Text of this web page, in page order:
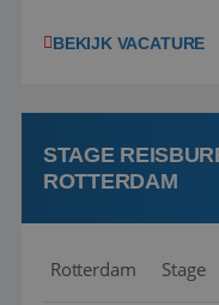
wensen van je
klanten te
boeken! ...
BEKIJK VACATURE
STAGE
ROTTERDAM
Rotterdam Stage